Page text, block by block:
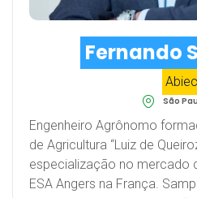
Fernando
Abiec
São
Engenheiro Agrônomo
de Agricultura “Luiz de
especialização no mercado
ESA Angers na França.